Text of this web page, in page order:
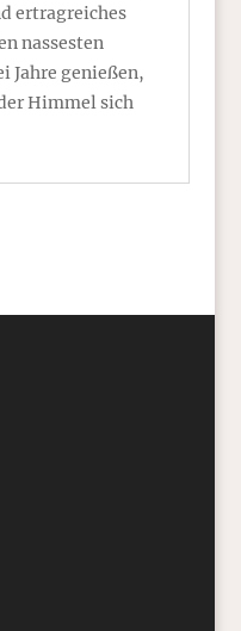
ertragreiches
nassesten
Jahre genießen,
Himmel sich